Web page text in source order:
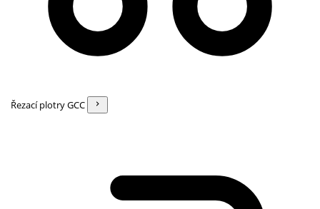
Řezací plotry GCC